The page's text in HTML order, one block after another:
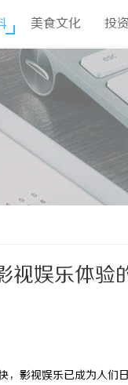
美食文化 投
视娱乐体验
，影视娱乐已成为人